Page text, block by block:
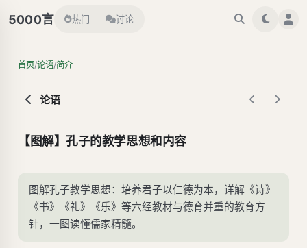
5000言 热门 讨论
首页/论语/简介
论语
【图解】孔子的教学思想和内容
图解孔子教学思想：培养君子以仁德为本，详解《诗》
《书》《礼》《乐》等六经教材与德育并重的教育方
针，一图读懂儒家精髓。